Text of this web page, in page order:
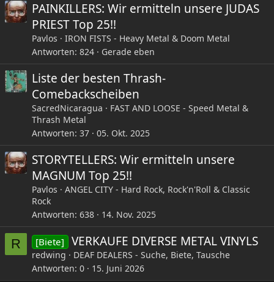
PAINKILLERS: Wir ermitteln unsere JUDAS
PRIEST Top 25!!
Pavlos
IRON FISTS - Heavy Metal & Doom Metal
Antworten 824 Gerade eben
Liste der besten Thrash-
Comebackscheiben
SacredNicaragua
FAST AND LOOSE - Speed Metal &
Thrash Metal
Antworten 37 05. Okt. 2025
STORYTELLERS: Wir ermitteln unsere
MAGNUM Top 25!!
Pavlos
ANGEL CITY - Hard Rock, Rock'n'Roll & Classic
Rock
Antworten 638 14. Nov. 2025
R [Biete] VERKAUFE DIVERSE METAL VINYLS
redwing
DEAF DEALERS - Suche, Biete, Tausche
Antworten 0 15. Juni 2026